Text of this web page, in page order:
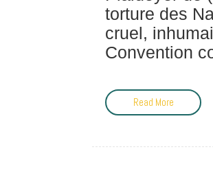
torture des
cruel,
Convention
Read More